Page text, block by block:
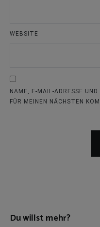
WEBSITE
NAME, E-MAIL-ADRESSE
FÜR MEINEN NÄCHSTEN
Du willst mehr?